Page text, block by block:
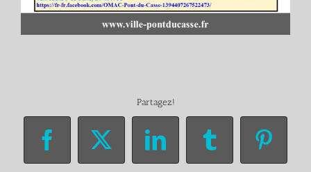
Partagez!
Facebook
X LinkedInTumblr